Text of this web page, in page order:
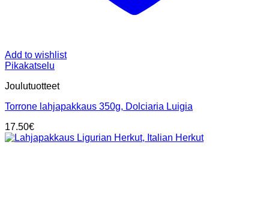
Add to wishlist
Pikakatselu
Joulutuotteet
Torrone lahjapakkaus 350g, Dolciaria Luigia
17.50€